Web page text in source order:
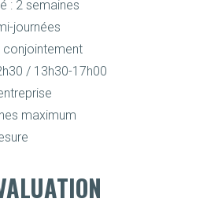
: 2 semaines
journées
conjointement
/ 13h30-17h00
maximum